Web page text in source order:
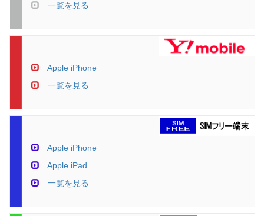
一覧を見る
Apple iPhone
一覧を見る
Apple iPhone
Apple iPad
一覧を見る